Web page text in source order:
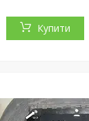
Купити